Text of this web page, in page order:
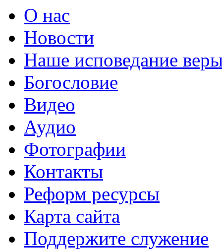
О нас
Новости
Наше исповедание
Богословие
Видео
Аудио
Фотографии
Контакты
Реформ ресурсы
Карта сайта
Поддержите служение